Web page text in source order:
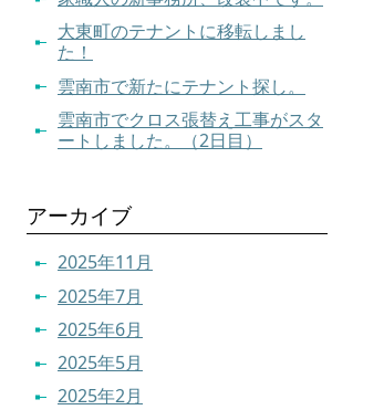
大東町のテナントに移転しまし
た！
雲南市で新たにテナント探し。
雲南市でクロス張替え工事がスタ
ートしました。（2日目）
アーカイブ
2025年11月
2025年7月
2025年6月
2025年5月
2025年2月